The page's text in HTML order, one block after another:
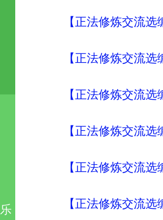
【正法修炼交流
【正法修炼交流
【正法修炼交流
【正法修炼交流
【正法修炼交流
【正法修炼交流